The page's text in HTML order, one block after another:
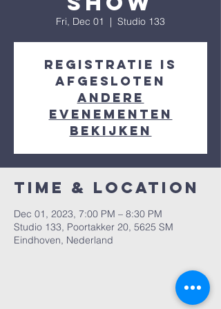
Fri, Dec 01
  |
Studio 133
Registratie is
afgesloten
Andere
evenementen
bekijken
Time & Location
Dec 01, 2023, 7:00 PM – 8:30 PM
Studio 133, Poortakker 20, 5625 SM
Eindhoven, Nederland